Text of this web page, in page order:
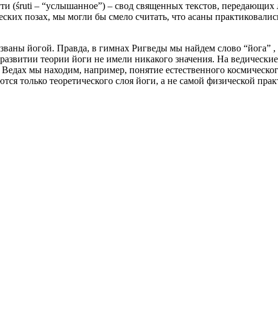
(śruti – “услышанное”) – свод священных текстов,
позах, мы могли бы смело считать, что асаны
йогой. Правда, в гимнах Ригведы мы найдем слово “йога” ,
теории йоги не имели никакого значения. На
мы находим, например, понятие естественного
только теоретического слоя йоги, а не самой физической